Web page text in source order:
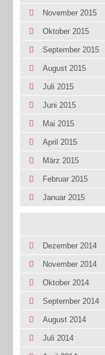
November 2015
Oktober 2015
September 2015
August 2015
Juli 2015
Juni 2015
Mai 2015
April 2015
März 2015
Februar 2015
Januar 2015
Dezember 2014
November 2014
Oktober 2014
September 2014
August 2014
Juli 2014